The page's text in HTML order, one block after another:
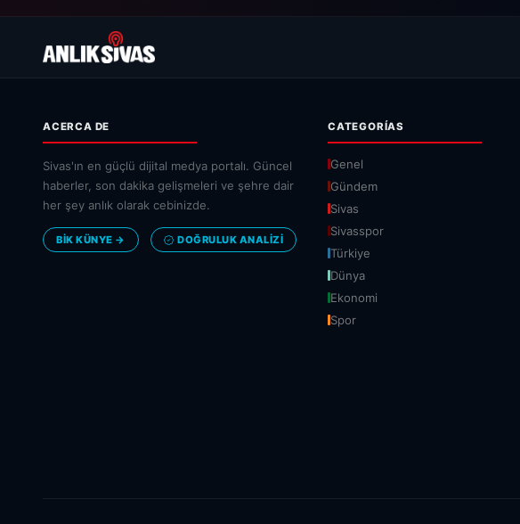
ACERCA DE
Sivas'ın en güçlü dijital medya portalı. Güncel
haberler, son dakika gelişmeleri ve şehre dair
her şey anlık olarak cebinizde.
BİK KÜNYE → DOĞRULUK ANALIZI
CATEGORÍAS
Genel
Gündem
Sivas
Sivasspor
Türkiye
Dünya
Ekonomi
Spor